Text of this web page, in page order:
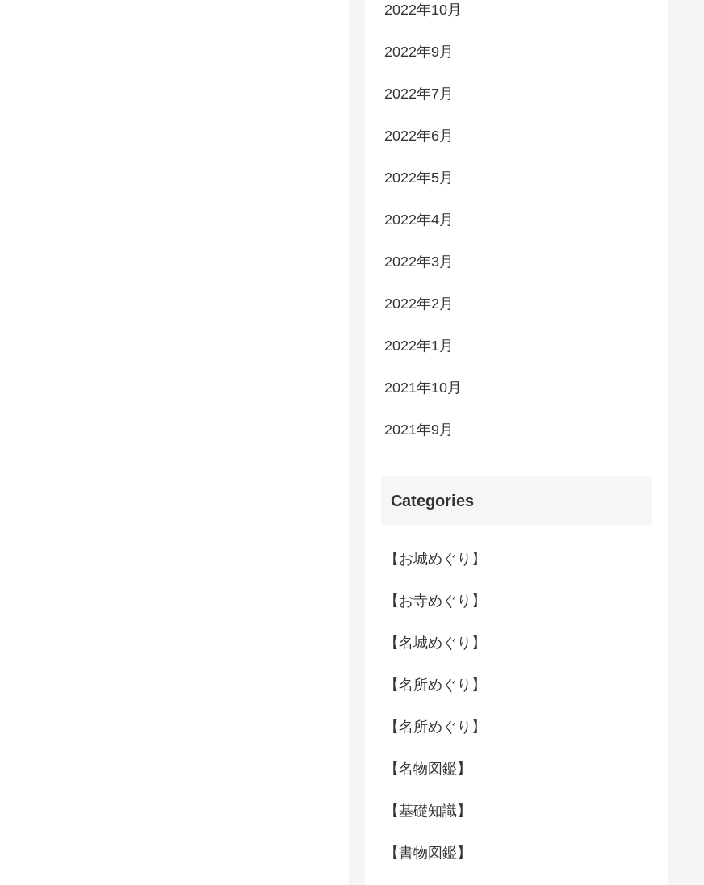
2022年10月
2022年9月
2022年7月
2022年6月
2022年5月
2022年4月
2022年3月
2022年2月
2022年1月
2021年10月
2021年9月
Categories
【お城めぐり】
【お寺めぐり】
【名城めぐり】
【名所めぐり】
【名所めぐり】
【名物図鑑】
【基礎知識】
【書物図鑑】